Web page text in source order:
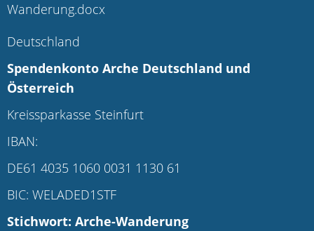
Wanderung.docx
Deutschland
Spendenkonto Arche Deutschland und
Österreich
Kreissparkasse Steinfurt
IBAN:
DE61 4035 1060 0031 1130 61
BIC: WELADED1STF
Stichwort: Arche-Wanderung